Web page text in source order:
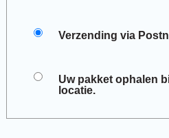
Verzending via
Uw pakket ophalen
locatie.